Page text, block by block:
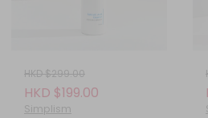
HKD $299.00
HKD $199.00
Simplism